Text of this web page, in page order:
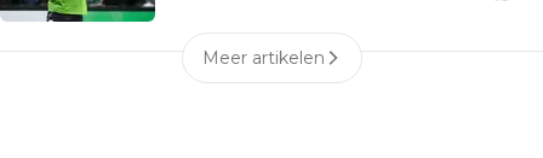
Meer artikelen